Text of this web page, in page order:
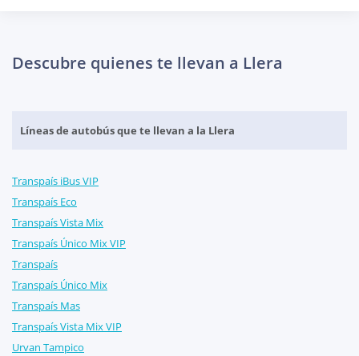
Descubre quienes te llevan a Llera
Líneas de autobús que te llevan a la Llera
Transpaís iBus VIP
Transpaís Eco
Transpaís Vista Mix
Transpaís Único Mix VIP
Transpaís
Transpaís Único Mix
Transpaís Mas
Transpaís Vista Mix VIP
Urvan Tampico